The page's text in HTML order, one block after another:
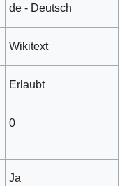
de - Deutsch
Wikitext
Erlaubt
0
Ja